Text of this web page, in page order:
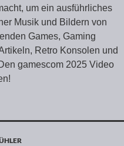
um ein ausführliches
Musik und Bildern von
Games, Gaming
Retro Konsolen und
gamescom 2025 Video